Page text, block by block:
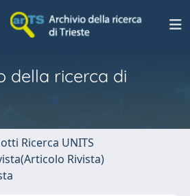
della ricerca di
Ricerca UNITS
Rivista)